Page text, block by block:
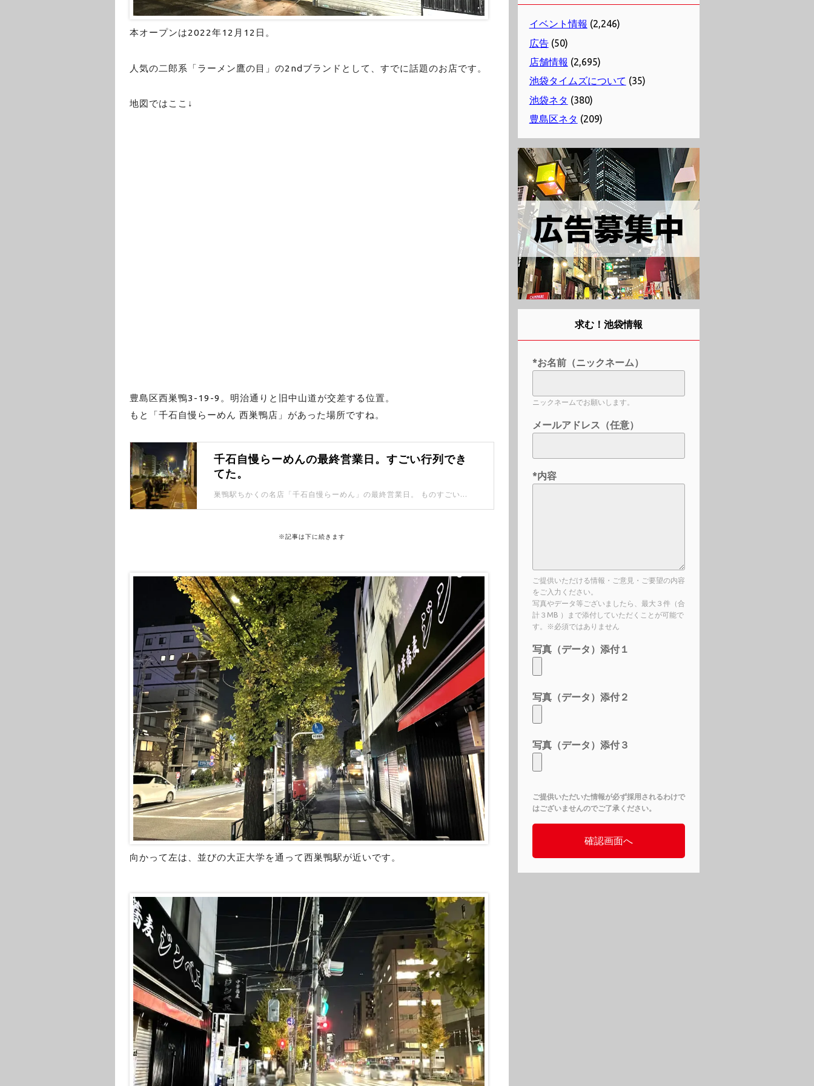
本オープンは2022年12月12日。
人気の二郎系「ラーメン鷹の目」の2ndブランドとして、すでに話題のお店です。
地図ではここ↓
豊島区西巣鴨3-19-9。明治通りと旧中山道が交差する位置。
もと「千石自慢らーめん 西巣鴨店」があった場所ですね。
千石自慢らーめんの最終営業日。すごい行列でき
てた。
巣鴨駅ちかくの名店「千石自慢らーめん」の最終営業日。 ものすごい行列ができていました。
※記事は下に続きます
向かって左は、並びの大正大学を通って西巣鴨駅が近いです。
イベント情報 (2,246)
広告(50)
店舗情報 (2,695)
池袋タイムズについて (35)
池袋ネタ (380)
豊島区ネタ (209)
求む！池袋情報
*お名前（ニックネーム）
ニックネームでお願いします。
メールアドレス（任意）
*内容
ご提供いただける情報・ご意見・ご要望の内容
をご入力ください。
写真やデータ等ございましたら、最大３件（合
計３MB ）まで添付していただくことが可能で
す。※必須ではありません
写真（データ）添付１
写真（データ）添付２
写真（データ）添付３
ご提供いただいた情報が必ず採用されるわけで
はございませんのでご了承ください。